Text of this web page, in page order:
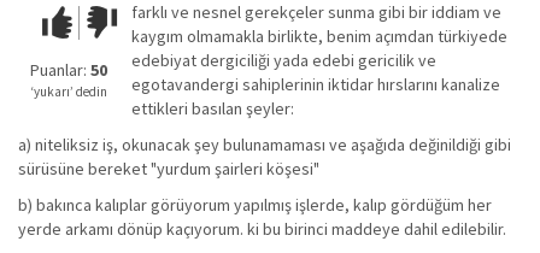
Çok iyi!O
kadar
iyi
değil!
Puanlar: 50
‘yukarı’ dedin
farklı ve nesnel gerekçeler sunma gibi bir iddiam ve
kaygım olmamakla birlikte, benim açımdan türkiyede
edebiyat dergiciliği yada edebi gericilik ve
egotavandergi sahiplerinin iktidar hırslarını kanalize
ettikleri basılan şeyler:
a) niteliksiz iş, okunacak şey bulunamaması ve aşağıda değinildiği gibi
sürüsüne bereket "yurdum şairleri köşesi"
b) bakınca kalıplar görüyorum yapılmış işlerde, kalıp gördüğüm her
yerde arkamı dönüp kaçıyorum. ki bu birinci maddeye dahil edilebilir.